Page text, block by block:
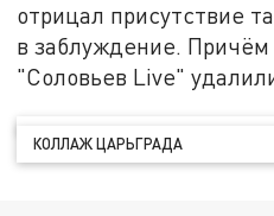
отрицал присутствие
в заблуждение.
"Соловьев Live"
КОЛЛАЖ ЦАРЬГРАДА